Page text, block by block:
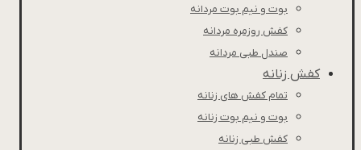
بوت و نیم بوت مردانه
کفش روزمره مردانه
صندل طبی مردانه
کفش زنانه
تمام کفش های زنانه
بوت و نیم بوت زنانه
کفش طبی زنانه